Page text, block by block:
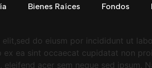
Bienes Raíces Fondos
do eiusm por incididunt ut
ea sint occaecat cupidatat non
acer sem neque sed ipsum.